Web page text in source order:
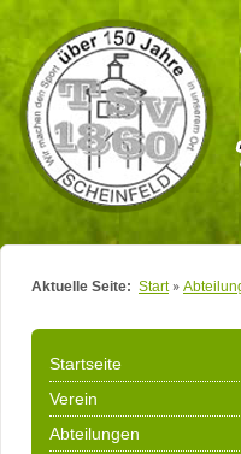
Aktuelle Seite: Start
Startseite
Verein
Abteilungen